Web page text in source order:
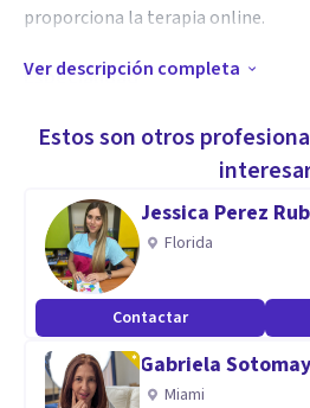
proporciona la terapia online.
Especialidad
enfoque integrativo
permitan aumentar la eficacia de
psicológica.
Ver descripción completa
Estos son otros
Jessica Perez
Florida
Contactar
Gabriela
Miami